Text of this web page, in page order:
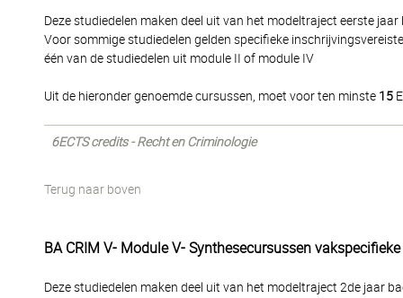
Deze studiedelen maken deel uit van het modeltraject eerste
Voor sommige studiedelen gelden specifieke
één van de studiedelen uit module II of module IV
Uit de hieronder genoemde cursussen, moet voor ten minste 15
6ECTS credits - Recht en Criminologie
Terug naar boven
BA CRIM V- Module V- Synthesecursussen
Deze studiedelen maken deel uit van het modeltraject 2de jaar